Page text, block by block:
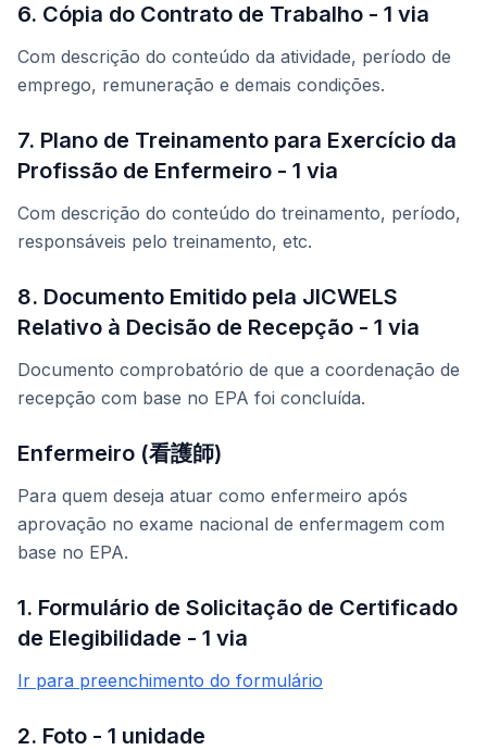
6. Cópia do Contrato de Trabalho - 1 via
Com descrição do conteúdo da atividade, período de
emprego, remuneração e demais condições.
7. Plano de Treinamento para Exercício da
Profissão de Enfermeiro - 1 via
Com descrição do conteúdo do treinamento, período,
responsáveis pelo treinamento, etc.
8. Documento Emitido pela JICWELS
Relativo à Decisão de Recepção - 1 via
Documento comprobatório de que a coordenação de
recepção com base no EPA foi concluída.
Enfermeiro (看護師)
Para quem deseja atuar como enfermeiro após
aprovação no exame nacional de enfermagem com
base no EPA.
1. Formulário de Solicitação de Certificado
de Elegibilidade - 1 via
Ir para preenchimento do formulário
2. Foto - 1 unidade